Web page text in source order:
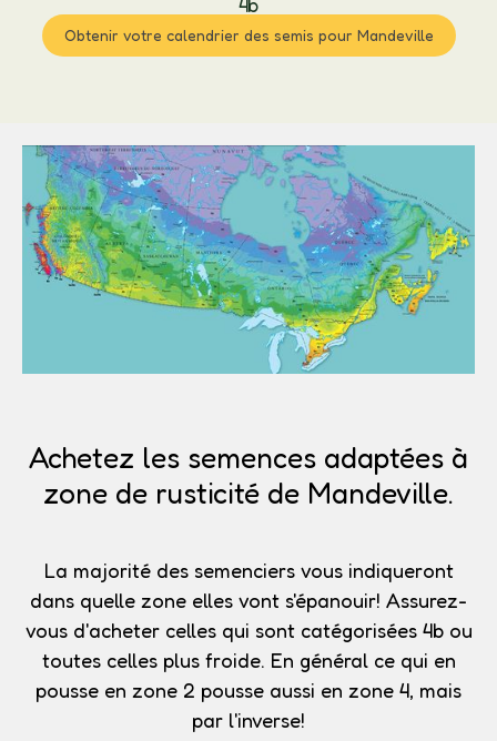
4b
Obtenir votre calendrier des semis pour Mandeville
Achetez les semences adaptées à
zone de rusticité de Mandeville.
La majorité des semenciers vous indiqueront
dans quelle zone elles vont s'épanouir! Assurez-
vous d'acheter celles qui sont catégorisées 4bou
toutes celles plus froide. En général ce qui en
pousse en zone 2 pousse aussi en zone 4, mais
par l'inverse!